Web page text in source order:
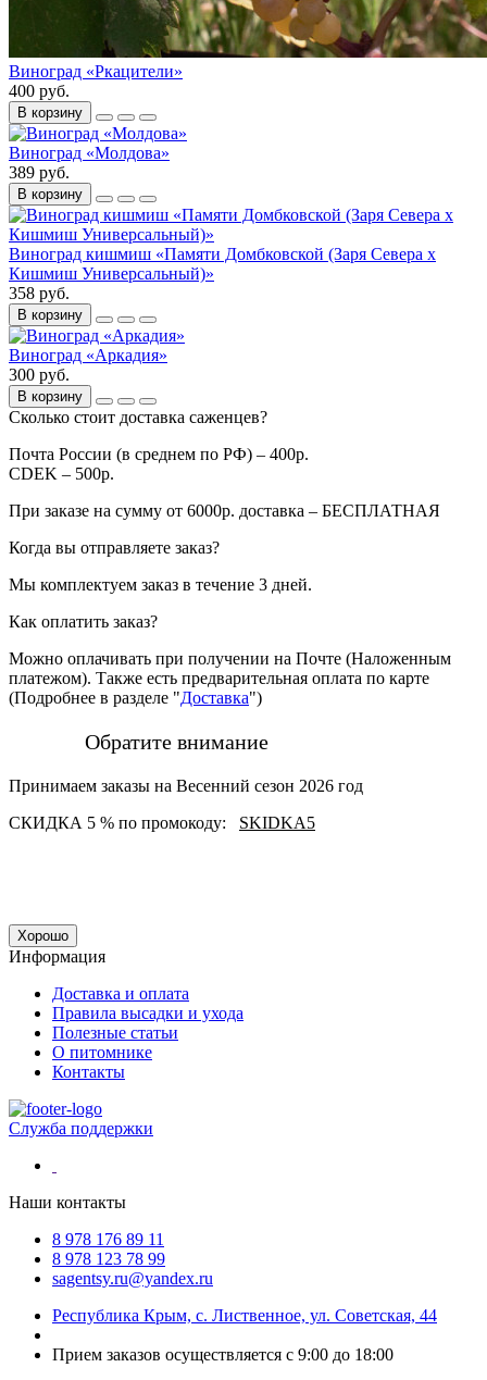
Виноград «Ркацители»
400 руб.
В корзину
Виноград «Молдова»
389 руб.
В корзину
Виноград кишмиш «Памяти Домбковской (Заря Севера х
Кишмиш Универсальный)»
358 руб.
В корзину
Виноград «Аркадия»
300 руб.
В корзину
Сколько стоит доставка саженцев?
Почта России (в среднем по РФ) – 400р.
CDEK – 500р.
При заказе на сумму от 6000р. доставка – БЕСПЛАТНАЯ
Когда вы отправляете заказ?
Мы комплектуем заказ в течение 3 дней.
Как оплатить заказ?
Можно оплачивать при получении на Почте (Наложенным
платежом). Также есть предварительная оплата по карте
(Подробнее в разделе "Доставка")
Обратите внимание
Принимаем заказы на Весенний сезон 2026 год
СКИДКА 5 % по промокоду: SKIDKA5
Хорошо
Информация
Доставка и оплата
Правила высадки и ухода
Полезные статьи
О питомнике
Контакты
Служба поддержки
Наши контакты
8 978 176 89 11
8 978 123 78 99
sagentsy.ru@yandex.ru
Республика Крым, с. Лиственное, ул. Советская, 44
Прием заказов осуществляется с 9:00 до 18:00